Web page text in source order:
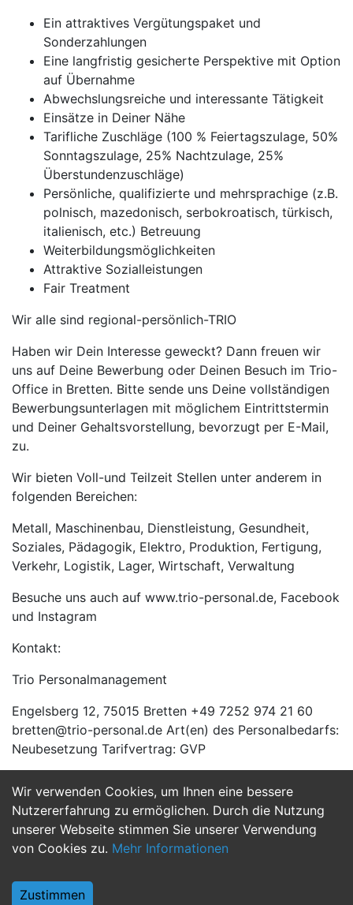
Wir verwenden Cookies, um Ihnen eine bessere
Nutzererfahrung zu ermöglichen. Durch die Nutzung
unserer Webseite stimmen Sie unserer Verwendung
von Cookies zu. Mehr Informationen
Zustimmen
Ein attraktives Vergütungspaket und
Sonderzahlungen
Eine langfristig gesicherte Perspektive mit Option
auf Übernahme
Abwechslungsreiche und interessante Tätigkeit
Einsätze in Deiner Nähe
Tarifliche Zuschläge (100 % Feiertagszulage, 50%
Sonntagszulage, 25% Nachtzulage, 25%
Überstundenzuschläge)
Persönliche, qualifizierte und mehrsprachige (z.B.
polnisch, mazedonisch, serbokroatisch, türkisch,
italienisch, etc.) Betreuung
Weiterbildungsmöglichkeiten
Attraktive Sozialleistungen
Fair Treatment
Wir alle sind regional-persönlich-TRIO
Haben wir Dein Interesse geweckt? Dann freuen wir
uns auf Deine Bewerbung oder Deinen Besuch im Trio-
Office in Bretten. Bitte sende uns Deine vollständigen
Bewerbungsunterlagen mit möglichem Eintrittstermin
und Deiner Gehaltsvorstellung, bevorzugt per E-Mail,
zu.
Wir bieten Voll-und Teilzeit Stellen unter anderem in
folgenden Bereichen:
Metall, Maschinenbau, Dienstleistung, Gesundheit,
Soziales, Pädagogik, Elektro, Produktion, Fertigung,
Verkehr, Logistik, Lager, Wirtschaft, Verwaltung
Besuche uns auch auf www.trio-personal.de, Facebook
und Instagram
Kontakt:
Trio Personalmanagement
Engelsberg 12, 75015 Bretten +49 7252 974 21 60
bretten@trio-personal.de Art(en) des Personalbedarfs:
Neubesetzung Tarifvertrag: GVP
Jetzt Bewerben